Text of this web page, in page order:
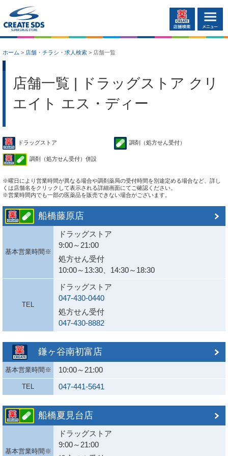
ホーム > 店舗・チラシ・求人検索 > 店舗一覧
店舗一覧 | ドラッグストア クリ
エイト エス・ディー
ドラッグストア 調剤（処方せん受付）
調剤（処方せん受付）併設
※曜日により営業時間が異なる場合や調剤薬局の受付時間を別途定める場合など、詳し
くは店舗名をクリックして表示される詳細画面にてご確認ください。
※営業時間内でも一部の医薬品を販売できない場合がございます。
船橋藤原店
基本営業時間※
ドラッグストア
9:00～21:00
処方せん受付
10:00～13:30、14:30～18:30
TEL
ドラッグストア
047-430-0440
処方せん受付
047-430-8882
鎌ヶ谷南初富店
基本営業時間※ 10:00～21:00
TEL 047-441-5641
船橋夏見台店
基本営業時間※
ドラッグストア
9:00～21:00